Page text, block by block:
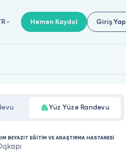
Hemen Kaydol Giriş Yap
Yüz Yüze Randevu
BEYAZIT EĞİTİM VE ARAŞTIRMA HASTANESİ